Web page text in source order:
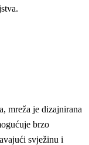
mreža je dizajnirana
brzo
svježinu i